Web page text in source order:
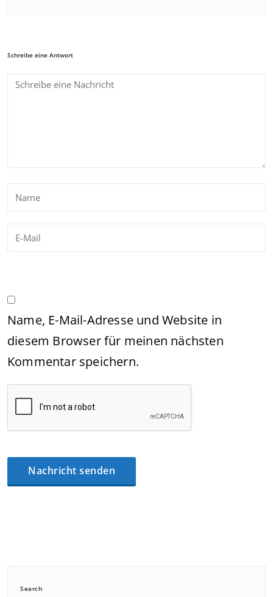
Schreibe eine Antwort
Name, E-Mail-Adresse und Website in
diesem Browser für meinen nächsten
Kommentar speichern.
Search